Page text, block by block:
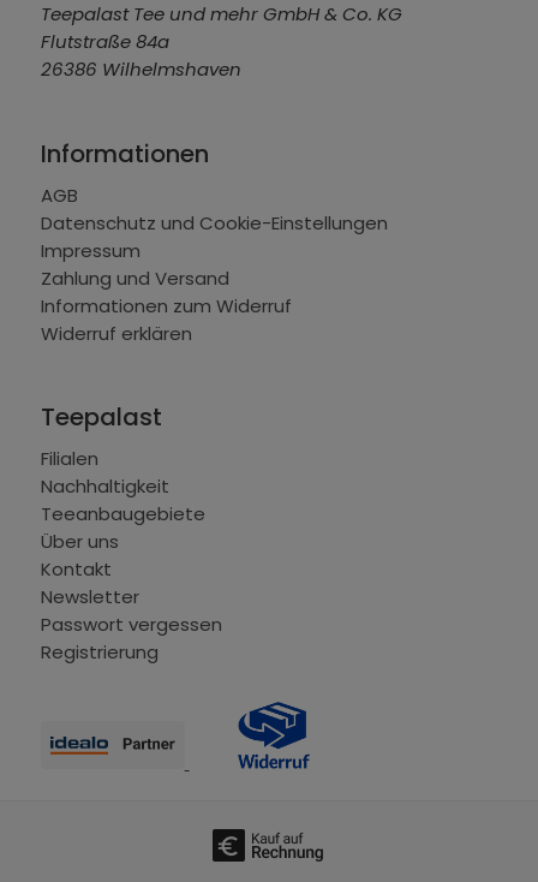
Teepalast Tee und mehr GmbH & Co. KG
Flutstraße 84a
26386 Wilhelmshaven
Informationen
AGB
Datenschutz und Cookie-Einstellungen
Impressum
Zahlung und Versand
Informationen zum Widerruf
Widerruf erklären
Teepalast
Filialen
Nachhaltigkeit
Teeanbaugebiete
Über uns
Kontakt
Newsletter
Passwort vergessen
Registrierung